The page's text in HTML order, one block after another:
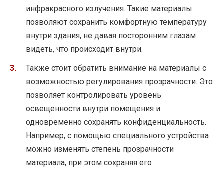
инфракрасного излучения. Такие материалы
позволяют сохранить комфортную температуру
внутри здания, не давая посторонним глазам
видеть, что происходит внутри.
Также стоит обратить внимание на материалы с
возможностью регулирования прозрачности. Это
позволяет контролировать уровень
освещенности внутри помещения и
одновременно сохранять конфиденциальность.
Например, с помощью специального устройства
можно изменять степень прозрачности
материала, при этом сохраняя его